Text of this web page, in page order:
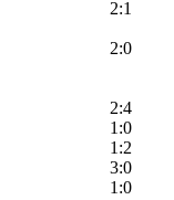
2:1
2:0
2:4
1:0
1:2
3:0
1:0